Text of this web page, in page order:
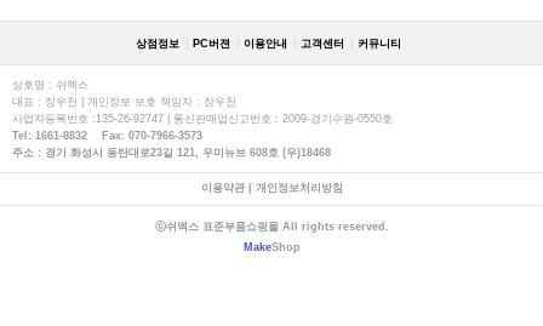
상점정보 PC버젼 이용안내 고객센터 커뮤니티
상호명 : 쉬멕스
대표 : 장우천 | 개인정보 보호 책임자 : 장우천
사업자등록번호 :135-26-92747 | 통신판매업신고번호 : 2009-경기수원-0550호
Tel: 1661-8832 Fax: 070-7966-3573
주소 : 경기 화성시 동탄대로23길 121, 우미뉴브 608호 (우)18468
이용약관| 개인정보처리방침
ⓒ쉬멕스 표준부품쇼핑몰 All rights reserved.
MakeShop